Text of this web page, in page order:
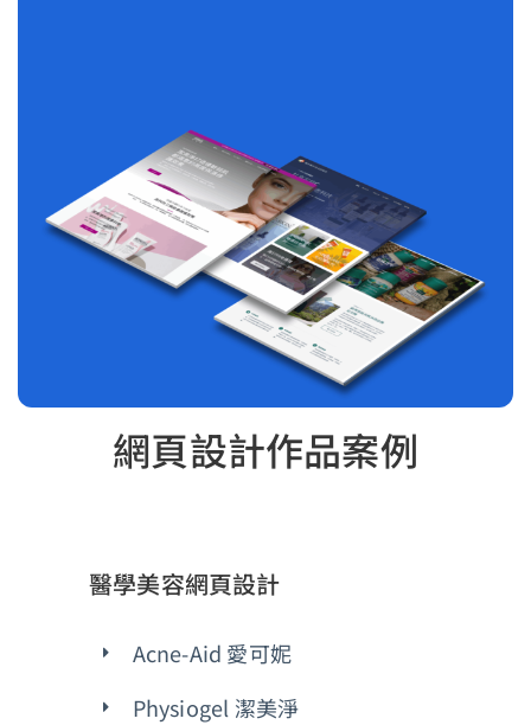
網頁設計作品案例
醫學美容網頁設計
Acne-Aid 愛可妮
Physiogel 潔美淨